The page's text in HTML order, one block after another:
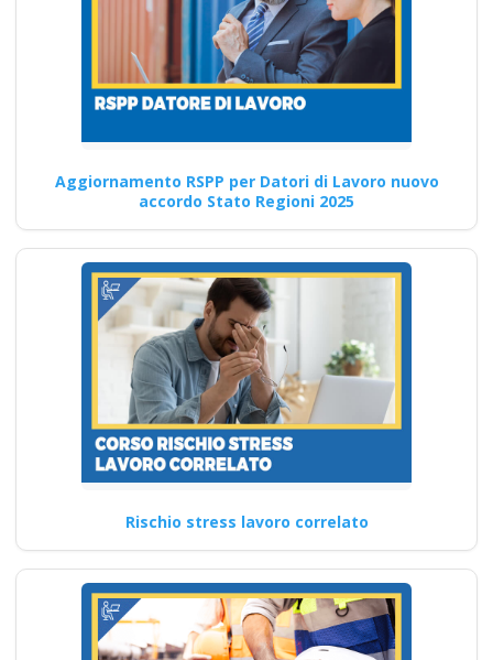
differenze tra un
RSPP a basso rischio
e un RSPP medio
rischio in termini di
formazione?
Aggiornamento lavoratori:
tempo dedicato alla
formazione I…
Continua
Analisi approfondita
dell'attestato datore
base all'accordo
recente tra Stato e
Regioni
Aggiornamento RSPP per Datori di Lavoro nuovo
accordo Stato Regioni 2025
Rischio stress lavoro correlato